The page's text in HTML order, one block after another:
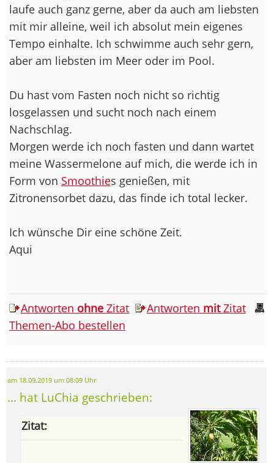
laufe auch ganz gerne, aber da auch am liebsten
mit mir alleine, weil ich absolut mein eigenes
Tempo einhalte. Ich schwimme auch sehr gern,
aber am liebsten im Meer oder im Pool.
Du hast vom Fasten noch nicht so richtig
losgelassen und sucht noch nach einem
Nachschlag.
Morgen werde ich noch fasten und dann wartet
meine Wassermelone auf mich, die werde ich in
Form von Smoothies genießen, mit
Zitronensorbet dazu, das finde ich total lecker.
Ich wünsche Dir eine schöne Zeit.
Aqui
Antworten ohne Zitat Antworten mitZitat
Themen-Abo bestellen
am 18.09.2019 um 08:09 Uhr
... hat LuChia geschrieben:
Zitat: